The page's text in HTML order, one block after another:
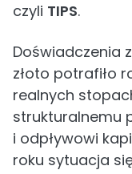
czyli TIPS.
Doświadczenia
złoto potrafiło
realnych
strukturalnemu
i odpływowi
roku sytuacja